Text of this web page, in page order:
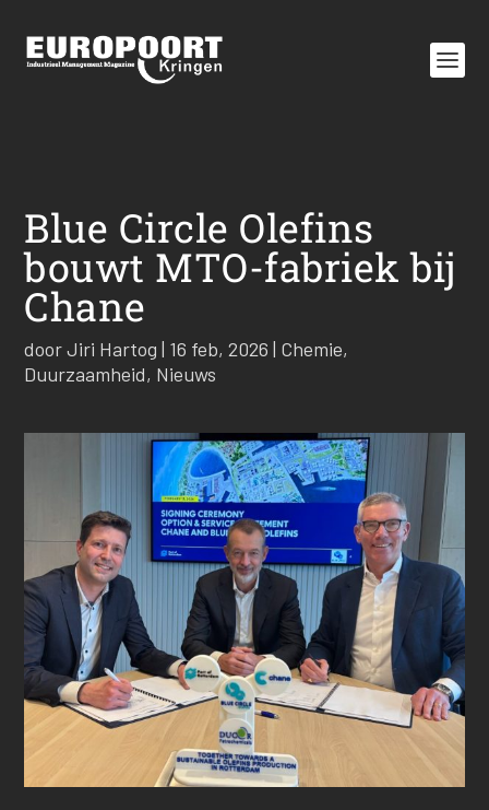
Blue Circle Olefins
bouwt MTO-fabriek bij
Chane
doorJiri Hartog | 16 feb, 2026 | Chemie,
Duurzaamheid, Nieuws